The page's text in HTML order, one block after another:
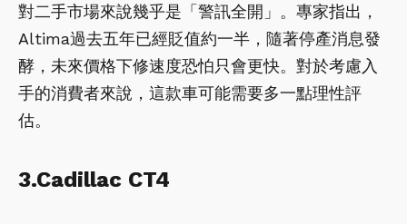
對二手市場來說幾乎是「警訊全開」。專家指出，
Altima過去五年已經貶值約一半，隨著停產消息發
酵，未來價格下修速度恐怕只會更快。對於考慮入
手的消費者來說，這款車可能需要多一點理性評
估。
3.Cadillac CT4